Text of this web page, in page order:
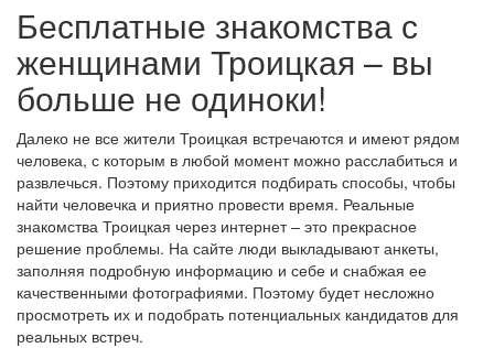
Бесплатные знакомства с
женщинами Троицкая – вы
больше не одиноки!
Далеко не все жители Троицкая встречаются и имеют рядом
человека, с которым в любой момент можно расслабиться и
развлечься. Поэтому приходится подбирать способы, чтобы
найти человечка и приятно провести время. Реальные
знакомства Троицкая через интернет – это прекрасное
решение проблемы. На сайте люди выкладывают анкеты,
заполняя подробную информацию и себе и снабжая ее
качественными фотографиями. Поэтому будет несложно
просмотреть их и подобрать потенциальных кандидатов для
реальных встреч.